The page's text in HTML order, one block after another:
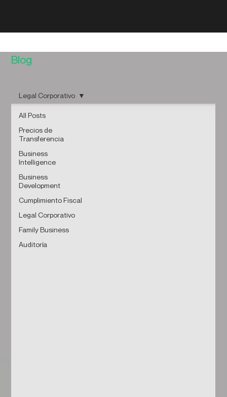
Blog
All Posts
Precios de
Transferencia
Business
Intelligence
Business
Development
Cumplimiento Fiscal
Legal Corporativo
Family Business
Auditoría
Legal Corporativo